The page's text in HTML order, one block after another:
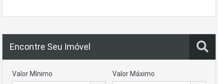
Encontre Seu Imóvel
Valor Mínimo Valor Máximo